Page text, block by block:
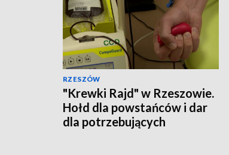
RZESZÓW
"Krewki Rajd" w Rzeszowie.
Hołd dla powstańców i dar
dla potrzebujących